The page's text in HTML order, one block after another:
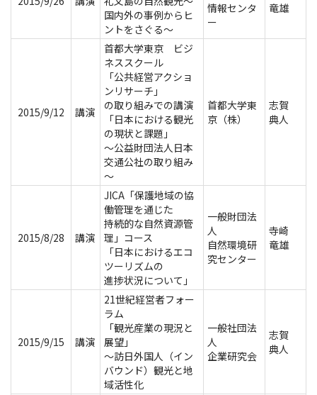
国内外の事例からヒ
ントをさぐる～
情報センタ
ー
竜雄
2015/9/12 講演
首都大学東京 ビジ
ネススクール
「公共経営アクショ
ンリサーチ」
の取り組みでの講演
「日本における観光
の現状と課題」
～公益財団法人日本
交通公社の取り組み
～
首都大学東
京（株）
志賀
典人
2015/8/28 講演
JICA「保護地域の協
働管理を通じた
持続的な自然資源管
理」コース
「日本におけるエコ
ツーリズムの
進捗状況について」
一般財団法
人
自然環境研
究センター
寺崎
竜雄
2015/9/15 講演
21世紀経営者フォー
ラム
「観光産業の現況と
展望」
～訪日外国人（イン
バウンド）観光と地
域活性化
一般社団法
人
企業研究会
志賀
典人